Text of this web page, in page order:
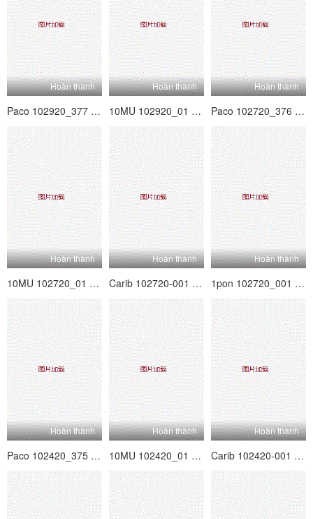
Hoàn thành
Paco 102920_377 Kaishiro Saki Ikinari Rùa Bound ~~
Hoàn thành
10MU 102920_01 Khi tôi gọi Yuko Nomoto Hotetle, tôi đến trong trang phục tù túng!
Hoàn thành
Paco 102720_376 Natsuki Sugiura phấn khích với món đồ chơi đầu tiên!Creampie cho một người phụ nữ đã kết hôn tuyệt vời của người đàn ông nước trái cây
Hoàn thành
10MU 102720_01 Hiroko Nagano Guts -so lần đầu tiên, vì vậy hãy cảm thấy tốt với hạt dẻ với massage điện ~
Hoàn thành
Carib 102720-001 Minori Kawahara Một nữ sinh viên đại học đào tạo xúc phạm-tôi, bạn trai của tôi và ông chủ của anh ấy ~
Hoàn thành
1pon 102720_001 Mai Kamio -Special phiên bản ~
Hoàn thành
Paco 102420_375 MIWA KIKUCHI TRÒ CHƠI TRƯỜNG HỢP
Hoàn thành
10MU 102420_01 Motoko Okubo Suppin nghiệp dư ~ không khô héo ngay cả khi bạn trở thành một trang điểm ~
Hoàn thành
Carib 102420-001 nana nanase hậu môn điên rồ ~ một người phụ nữ được gọi là nữ thần của lỗ đít ~